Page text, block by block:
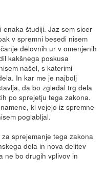
študiji. Jaz sem sicer
v spremni besedi nisem
delovnih ur v omenjenih
kakšnega poskusa
našel, s katerimi
In kar me je najbolj
da bo zgledal trg dela
po sprejetju tega zakona.
ki vejejo iz spremne
poglabljal.
sprejemanje tega zakona
dela in nova delitev
ne bo drugih vplivov in